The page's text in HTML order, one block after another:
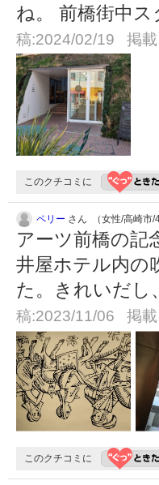
ね。 前橋街中
稿:2024/02/19 掲載
このクチコミに
ペリー さん （女性/高崎市/
アーツ前橋の記
井屋ホテル内の
た。きれいだし
稿:2023/11/06 掲載
このクチコミに